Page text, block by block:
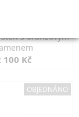
s oranžovým
100 Kč
OBJEDNÁNO